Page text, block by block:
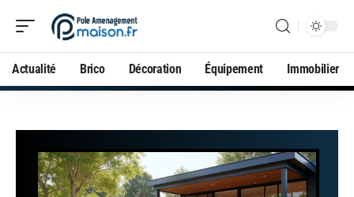
Actualité Brico Décoration Équipement Immobilier